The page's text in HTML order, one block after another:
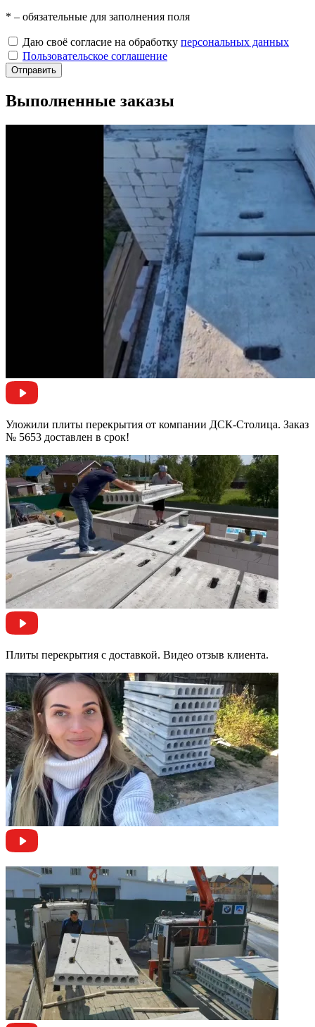
* – обязательные для заполнения поля
Даю своё согласие на обработку персональных данных
Пользовательское соглашение
Отправить
Выполненные заказы
Уложили плиты перекрытия от компании ДСК-Столица. Заказ
№ 5653 доставлен в срок!
Плиты перекрытия с доставкой. Видео отзыв клиента.